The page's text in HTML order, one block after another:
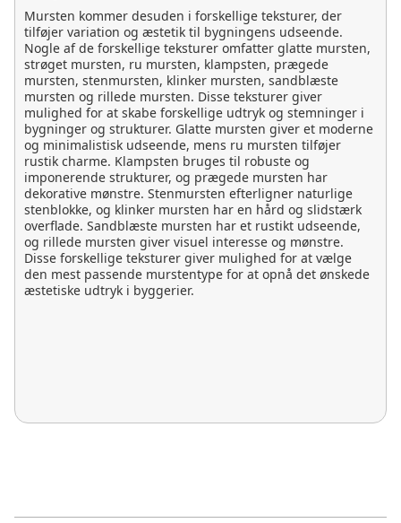
Mursten kommer desuden i forskellige teksturer, der
tilføjer variation og æstetik til bygningens udseende.
Nogle af de forskellige teksturer omfatter glatte mursten,
strøget mursten, ru mursten, klampsten, prægede
mursten, stenmursten, klinker mursten, sandblæste
mursten og rillede mursten. Disse teksturer giver
mulighed for at skabe forskellige udtryk og stemninger i
bygninger og strukturer. Glatte mursten giver et moderne
og minimalistisk udseende, mens ru mursten tilføjer
rustik charme. Klampsten bruges til robuste og
imponerende strukturer, og prægede mursten har
dekorative mønstre. Stenmursten efterligner naturlige
stenblokke, og klinker mursten har en hård og slidstærk
overflade. Sandblæste mursten har et rustikt udseende,
og rillede mursten giver visuel interesse og mønstre.
Disse forskellige teksturer giver mulighed for at vælge
den mest passende murstentype for at opnå det ønskede
æstetiske udtryk i byggerier.